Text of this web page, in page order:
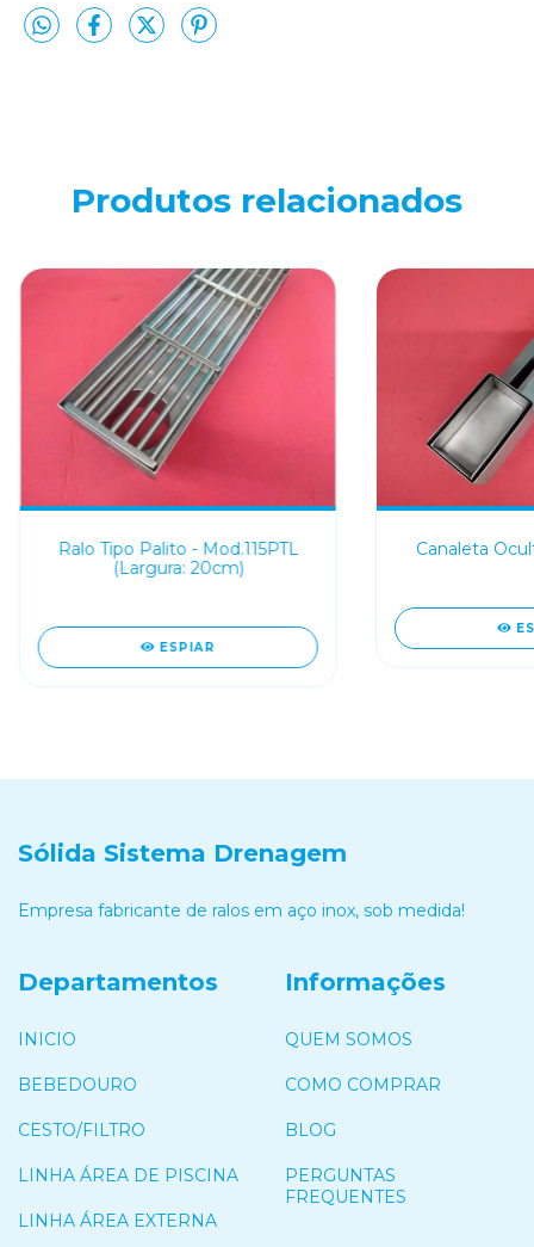
Produtos relacionados
Ralo Tipo Palito - Mod.115PTL
(Largura: 20cm)
ESPIAR
Canaleta
Sólida Sistema Drenagem
Empresa fabricante de ralos em aço inox, sob medida!
Departamentos
INICIO
BEBEDOURO
CESTO/FILTRO
LINHA ÁREA DE PISCINA
LINHA ÁREA EXTERNA
Informações
QUEM SOMOS
COMO COMPRAR
BLOG
PERGUNTAS
FREQUENTES